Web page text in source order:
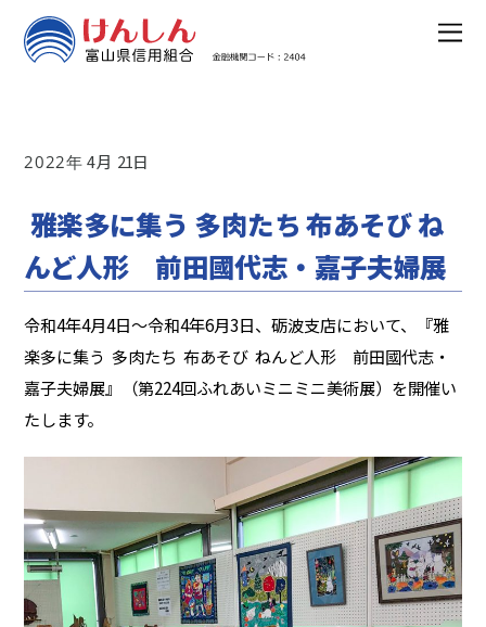
2022 4 21
雅楽多に集う 多肉たち 布あそび ね
んど人形 前田國代志・嘉子夫婦展
令和4年4月4日～令和4年6月3日、砺波支店において、『雅
楽多に集う 多肉たち 布あそび ねんど人形 前田國代志・
嘉子夫婦展』（第224回ふれあいミニミニ美術展）を開催い
たします。